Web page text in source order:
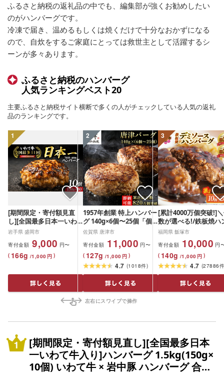
ふるさと納税の返礼品の中でも、編集部が強くお勧めしたい
のがハンバーグです。
冷凍で届き、温めるもしくは焼くだけで十分なおかずになる
ので、自炊をするご家庭にとっては救世主として活躍するシ
ーンが多々あります。
ふるさと納税のハンバーグ
人気ランキングベスト20
主要ふるさと納税サイト横断で多くの人がチェックしている人気の返礼
品のランキングです。
1
寄付金額 9,000 円〜
( 166g /1,000 円 )
[期間限定・寄付額見直
し][全国最多日本一いわ
て牛入り]ハンバーグ
1.5kg(150g×10個) いわて
牛 × 岩中豚 ハンバーグ 合
挽き 合い挽き 黒毛和牛
冷凍 牛肉 豚肉 和牛 ビー
フ ポーク はんばーぐ 挽
肉 お肉 ミンチ 肉 お弁当
hannba-gu ランキング 1
位 1万円以下 岩手県 盛岡
shikoku001k
岩手県 盛岡市
2
寄付金額 11,000 円〜
( 127g /1,000 円 )
4.7 (1018件)
1957年創業 特上ハンバー
グ 140g×6個〜25個「個
数・お届け月を選べる!」
「唐津バーグ」商標登録
済!! 冷凍真空パック ハン
バーグ 惣菜 冷凍 ギフト
国産 個包装 焼くだけ 牛
豚 合挽き「2026年 令和8
佐賀県 唐津市
3
寄付金額 10,000 円
( 140g /1,000 円 )
4.7 (27886
[累計4000万個突破!]
数が選べる!/鉄板焼ハ
バーグ デミソース 10
20個 温めるだけ 福岡
塚 冷凍 小分け 大容量
ンバーグ 肉 牛 簡単調
特製 湯煎 人気 お試し
福岡県 飯塚市
左右にスワイプで操作
[期間限定・寄付額見直し][全国最多日本
一いわて牛入り]ハンバーグ 1.5kg(150g×
10個) いわて牛 × 岩中豚 ハンバーグ 合挽